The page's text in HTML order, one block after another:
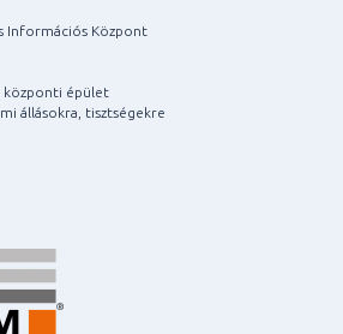
Információs Központ
központi épület
állásokra, tisztségekre